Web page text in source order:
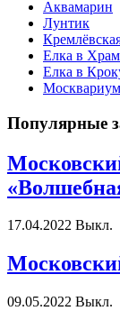
Аквамарин
Лунтик
Елка в
Елка в
Москвариум
Популярные
17.04.2022 Выкл.
09.05.2022 Выкл.